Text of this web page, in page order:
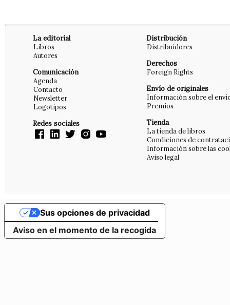
La editorial
Libros
Autores
Comunicación
Agenda
Contacto
Newsletter
Logotipos
Redes sociales
Distribución
Distribuidores
Derechos
Foreign Rights
Envío de originales
Información sobre el
Premios
Tienda
La tienda de libros
Condiciones de
Información sobre las
Aviso legal
Aviso en el momento de la recogida
Sus opciones de privacidad